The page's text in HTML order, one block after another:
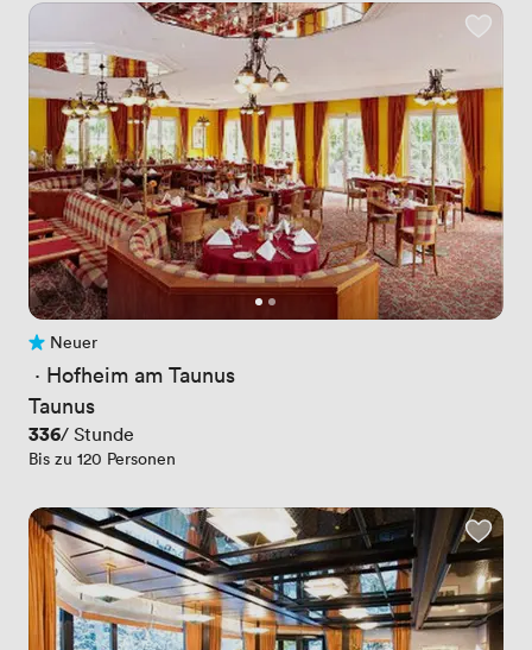
Noch keine Bewertungen
Neuer
· Hofheim am Taunus
Taunus
Preis
336/ Stunde
Bis zu 120 Personen